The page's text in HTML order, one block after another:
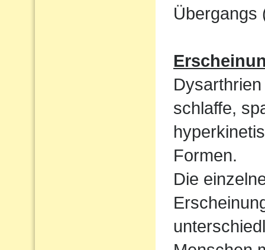
Übergangs
schlaffe,
Formen.
Die